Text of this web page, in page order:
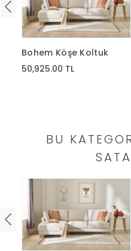
Bohem Köşe Koltuk
50,925.00 TL
BU